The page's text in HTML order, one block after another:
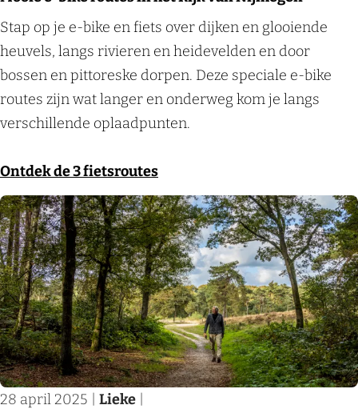
e
g
e
n
t
e
g
e
n
e
t
e
n
i
n
d
e
n
a
n
g
e
s
t
o
r
d
)
t
e
g
e
n
i
M
o
o
i
e
-
b
i
k
e
r
o
u
t
e
Stap op je e-bike en fiets over dijken en glooiende
heuvels, langs rivieren en heidevelden en door
bossen en pittoreske dorpen. Deze speciale e-bike
routes zijn wat langer en onderweg kom je langs
verschillende oplaadpunten.
Ontdek de 3 fietsroutes
28 april 2025 Lieke